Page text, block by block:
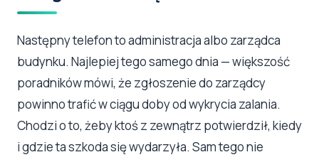
Następny telefon to administracja albo zarządca
budynku. Najlepiej tego samego dnia — większość
poradników mówi, że zgłoszenie do zarządcy
powinno trafić w ciągu doby od wykrycia zalania.
Chodzi o to, żeby ktoś z zewnątrz potwierdził, kiedy
i gdzie ta szkoda się wydarzyła. Sam tego nie